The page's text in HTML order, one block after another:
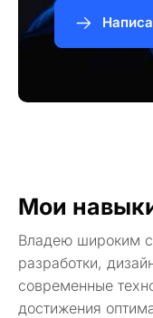
Мои
Владею широким
разработки,
современные
достижения